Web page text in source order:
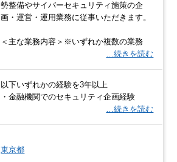
勢整備やサイバーセキュリティ施策の企
画・運営・運用業務に従事いただきます。
＜主な業務内容＞※いずれか複数の業務
…続きを読む
以下いずれかの経験を3年以上
・金融機関でのセキュリティ企画経験
…続きを読む
東京都